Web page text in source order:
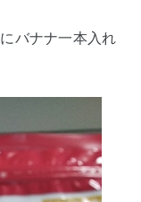
にバナナ一本入れ